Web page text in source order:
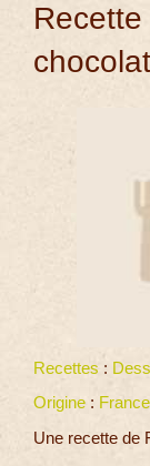
Recettes :
Origine : France
Une recette de